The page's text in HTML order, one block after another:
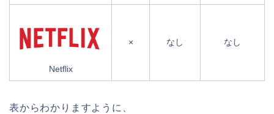
Netflix
× なし なし
表からわかりますように、